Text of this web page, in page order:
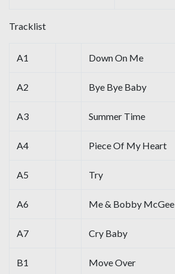
Tracklist
A1 Down On Me
A2 Bye Bye Baby
A3 Summer Time
A4 Piece Of My Heart
A5 Try
A6 Me & Bobby McGee
A7 Cry Baby
B1 Move Over